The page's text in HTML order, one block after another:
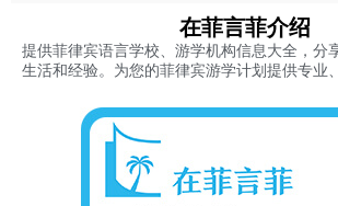
在菲言菲介绍
提供菲律宾语言学校、游学机构信息大全，分
生活和经验。为您的菲律宾游学计划提供专业